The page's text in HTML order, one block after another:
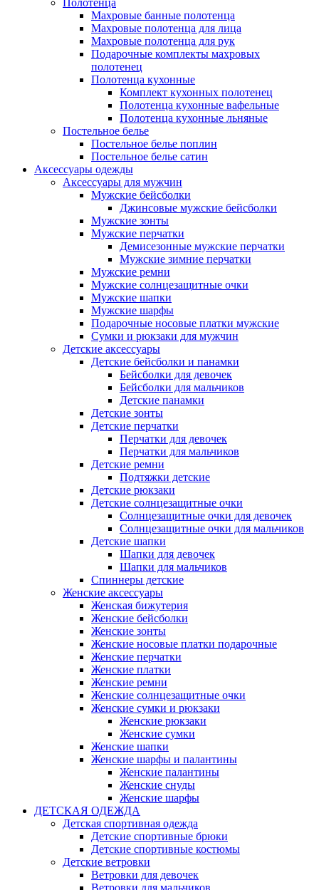
Полотенца
Махровые банные полотенца
Махровые полотенца для лица
Махровые полотенца для рук
Подарочные комплекты махровых
полотенец
Полотенца кухонные
Комплект кухонных полотенец
Полотенца кухонные вафельные
Полотенца кухонные льняные
Постельное белье
Постельное белье поплин
Постельное белье сатин
Аксессуары одежды
Аксессуары для мужчин
Мужские бейсболки
Джинсовые мужские бейсболки
Мужские зонты
Мужские перчатки
Демисезонные мужские перчатки
Мужские зимние перчатки
Мужские ремни
Мужские солнцезащитные очки
Мужские шапки
Мужские шарфы
Подарочные носовые платки мужские
Сумки и рюкзаки для мужчин
Детские аксессуары
Детские бейсболки и панамки
Бейсболки для девочек
Бейсболки для мальчиков
Детские панамки
Детские зонты
Детские перчатки
Перчатки для девочек
Перчатки для мальчиков
Детские ремни
Подтяжки детские
Детские рюкзаки
Детские солнцезащитные очки
Солнцезащитные очки для девочек
Солнцезащитные очки для мальчиков
Детские шапки
Шапки для девочек
Шапки для мальчиков
Спиннеры детские
Женские аксессуары
Женская бижутерия
Женские бейсболки
Женские зонты
Женские носовые платки подарочные
Женские перчатки
Женские платки
Женские ремни
Женские солнцезащитные очки
Женские сумки и рюкзаки
Женские рюкзаки
Женские сумки
Женские шапки
Женские шарфы и палантины
Женские палантины
Женские снуды
Женские шарфы
ДЕТСКАЯ ОДЕЖДА
Детская спортивная одежда
Детские спортивные брюки
Детские спортивные костюмы
Детские ветровки
Ветровки для девочек
Ветровки для мальчиков